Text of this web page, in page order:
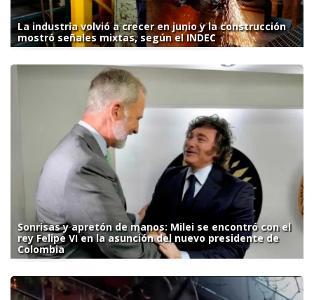
La industria volvió a crecer en junio y la construcción
mostró señales mixtas, según el INDEC
Sonrisas y apretón de manos: Milei se encontró con el
rey Felipe VI en la asunción del nuevo presidente de
Colombia